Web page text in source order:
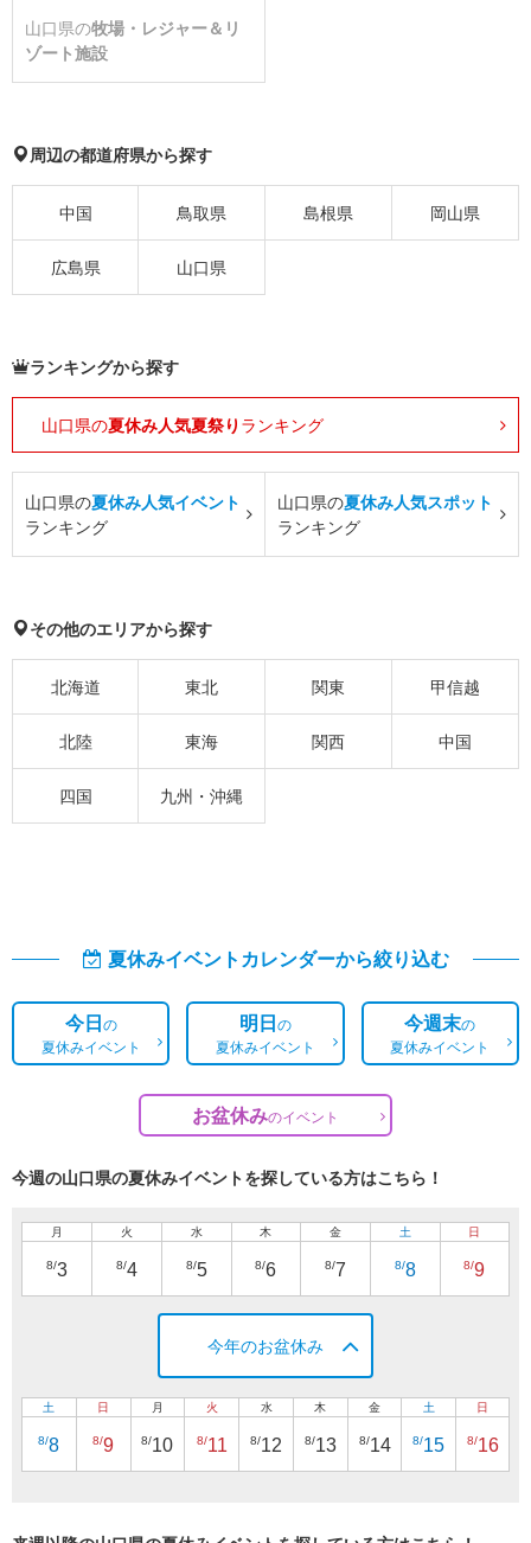
山口県の牧場・レジャー＆リ
ゾート施設
周辺の都道府県から探す
中国 鳥取県 島根県 岡山県
広島県 山口県
ランキングから探す
山口県の夏休み人気夏祭り ランキング
山口県の夏休み人気イベント
ランキング
山口県の夏休み人気スポット
ランキング
その他のエリアから探す
北海道 東北 関東 甲信越
北陸 東海 関西 中国
四国 九州・沖縄
夏休みイベントカレンダーから絞り込む
今日の
夏休みイベント
明日の
夏休みイベント
今週末の
夏休みイベント
お盆休みのイベント
今週の山口県の夏休みイベントを探している方はこちら！
月
8/3
火
8/4
水
8/5
木
8/6
金
8/7
土
8/8
日
8/9
今年のお盆休み
土
8/8
日
8/9
月
8/10
火
8/11
水
8/12
木
8/13
金
8/14
土
8/15
日
8/16